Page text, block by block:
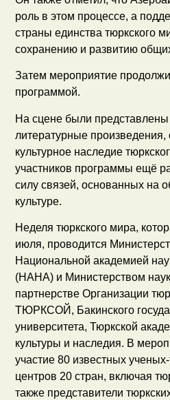
роль в этом процессе, а
страны единства тюркского
сохранению и развитию
Затем мероприятие
программой.
На сцене были
литературные
культурное наследие
участников программы ещё
силу связей, основанных на
культуре.
Неделя тюркского мира,
июля, проводится
Национальной академией
(НАНА) и Министерством
партнерстве Организации
ТЮРКСОЙ, Бакинского
университета, Тюркской
культуры и наследия. В
участие 80 известных
центров 20 стран, включая
также представители